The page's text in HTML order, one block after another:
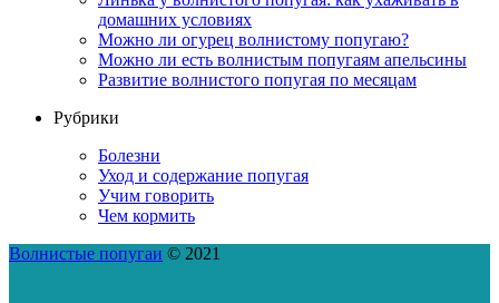
домашних условиях
Можно ли огурец волнистому попугаю?
Можно ли есть волнистым попугаям апельсины
Развитие волнистого попугая по месяцам
Рубрики
Болезни
Уход и содержание попугая
Учим говорить
Чем кормить
Волнистые попугаи © 2021